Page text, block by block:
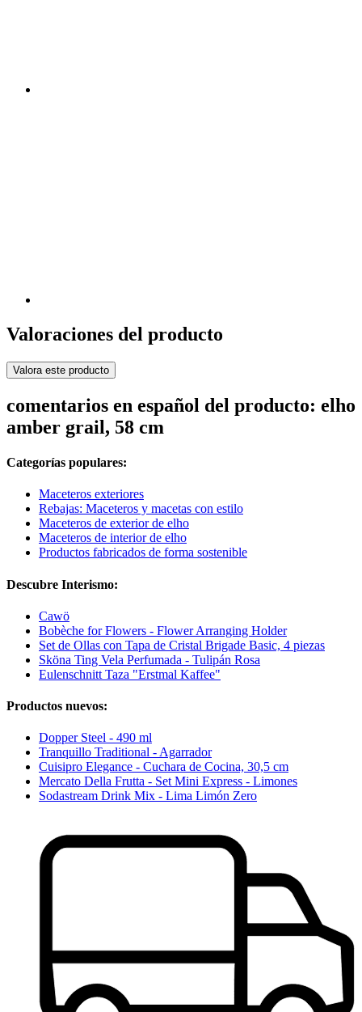
Valoraciones del producto
Valora este producto
comentarios en español del producto: elho
amber grail, 58 cm
Categorías populares:
Maceteros exteriores
Rebajas: Maceteros y macetas con estilo
Maceteros de exterior de elho
Maceteros de interior de elho
Productos fabricados de forma sostenible
Descubre Interismo:
Cawö
Bobèche for Flowers - Flower Arranging Holder
Set de Ollas con Tapa de Cristal Brigade Basic, 4 piezas
Sköna Ting Vela Perfumada - Tulipán Rosa
Eulenschnitt Taza "Erstmal Kaffee"
Productos nuevos:
Dopper Steel - 490 ml
Tranquillo Traditional - Agarrador
Cuisipro Elegance - Cuchara de Cocina, 30,5 cm
Mercato Della Frutta - Set Mini Express - Limones
Sodastream Drink Mix - Lima Limón Zero